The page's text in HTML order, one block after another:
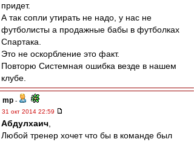
придет.
А так сопли утирать не надо, у нас не
футболисты а продажные бабы в футболках
Спартака.
Это не оскорбление это факт.
Повторю Системная ошибка везде в нашем
клубе.
mp -
31 окт 2014 22:59
Абдулхаич
Любой тренер хочет что бы в команде был